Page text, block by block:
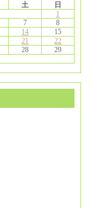
土
日
1
7
8
14
15
21
22
28
29